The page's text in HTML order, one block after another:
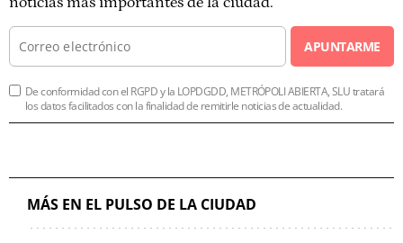
APUNTARME
De conformidad con el RGPD y la LOPDGDD, METRÓPOLI ABIERTA, SLU tratará
los datos facilitados con la finalidad de remitirle noticias de actualidad.
MÁS EN EL PULSO DE LA CIUDAD